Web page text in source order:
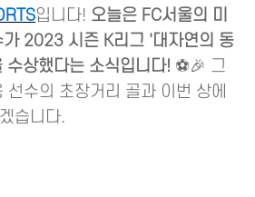
입니다! 오늘은 FC서울의 미
가 2023 시즌 K리그 '대자연의 동
수상했다는 소식입니다! ⚽🎉 그
선수의 초장거리 골과 이번 상에
습니다.